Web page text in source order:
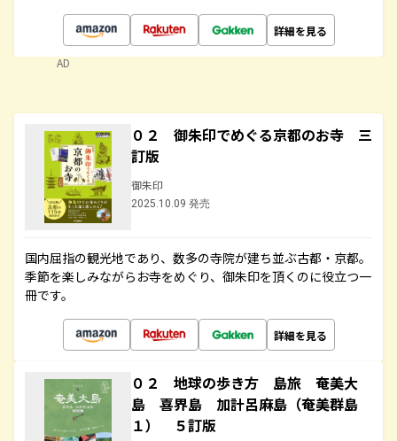
詳細を見る
AD
０２ 御朱印でめぐる京都のお寺 三
訂版
御朱印
2025.10.09 発売
国内屈指の観光地であり、数多の寺院が建ち並ぶ古都・京都。
季節を楽しみながらお寺をめぐり、御朱印を頂くのに役立つ一
冊です。
詳細を見る
０２ 地球の歩き方 島旅 奄美大
島 喜界島 加計呂麻島（奄美群島
１） ５訂版